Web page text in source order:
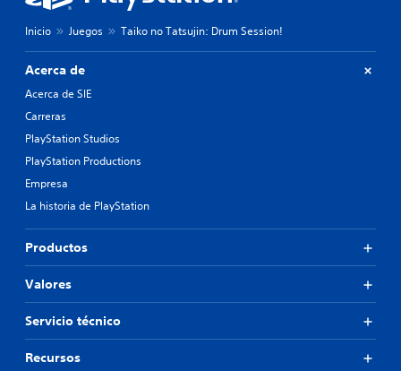
Inicio Juegos Taiko no Tatsujin: Drum Session!
Acerca de
Acerca de SIE
Carreras
PlayStation Studios
PlayStation Productions
Empresa
La historia de PlayStation
Productos
Valores
Servicio técnico
Recursos